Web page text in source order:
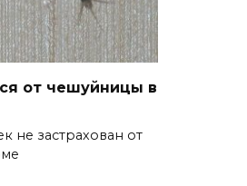
от чешуйницы в
не застрахован от